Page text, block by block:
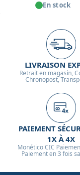
En stock
LIVRAISON
Retrait en magasin,
Chronopost,
PAIEMENT
1X À 4X
Monético CIC
Paiement en 3 fois